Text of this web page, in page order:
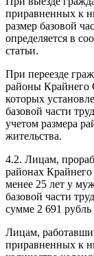
приравненных к
размер базовой
определяется в
статьи.
При переезде
районы Крайнего
которых
базовой части
учетом размера
жительства.
4.2. Лицам,
районах
менее 25 лет у
базовой части
сумме 2 691 рубль
Лицам,
приравненных к